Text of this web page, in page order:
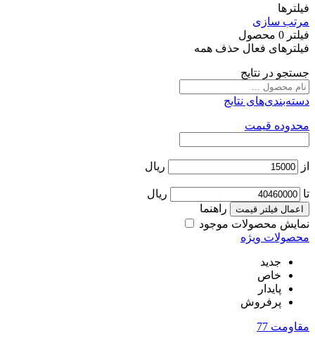
فیلترها
مرتب سازی
فیلتر 0 محصول
فیلترهای فعال حذف همه
جستجو در نتایج
دسته‌بندی‌های نتایج
محدوده قیمت
از ریال
تا ریال
اعمال فیلتر قیمت
راهنما
نمایش محصولات موجود
محصولات ویژه
جدید
خاص
پایدار
پرفروش
مقاومت 77